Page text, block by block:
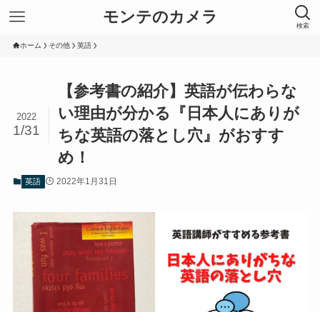
モンテのカメラ 検索
ホーム その他 英語
【参考書の紹介】英語が伝わらな
い理由が分かる『日本人にありが
ちな英語の落とし穴』がおすす
め！
2022
1/31
英語 2022年1月31日